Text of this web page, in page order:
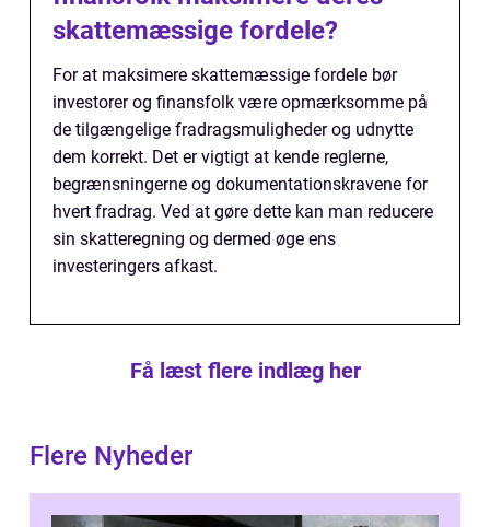
skattemæssige fordele?
For at maksimere skattemæssige fordele bør
investorer og finansfolk være opmærksomme på
de tilgængelige fradragsmuligheder og udnytte
dem korrekt. Det er vigtigt at kende reglerne,
begrænsningerne og dokumentationskravene for
hvert fradrag. Ved at gøre dette kan man reducere
sin skatteregning og dermed øge ens
investeringers afkast.
Få læst flere indlæg her
Flere Nyheder